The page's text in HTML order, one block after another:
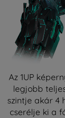
Az 1UP
legjobb
szintje akár 4
cserélje ki a